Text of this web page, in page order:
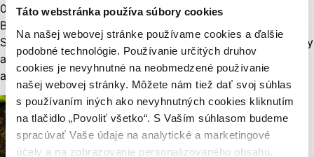
Táto webstránka používa súbory cookies
Na našej webovej stránke používame cookies a ďalšie
podobné technológie. Používanie určitých druhov
cookies je nevyhnutné na neobmedzené používanie
našej webovej stránky. Môžete nám tiež dať svoj súhlas
s používaním iných ako nevyhnutných cookies kliknutím
na tlačidlo „Povoliť všetko“. S Vaším súhlasom budeme
spracúvať Vaše údaje na analytické a marketingové
účely a na zobrazovanie personalizovaného obsahu.
01. 08. 2023
Barborská cesta, najdlhšia náučno-poznávacia trasa na
Slovensku, je dlhá takmer 190 km a spája banské pamiatky
a zaujímavostí na strednom Slovensku. Spája mestá
a lokality, ktoré...